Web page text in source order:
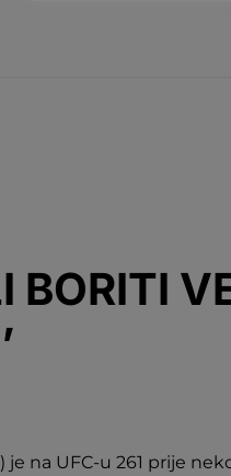
BORITI
je na UFC-u 261 prije